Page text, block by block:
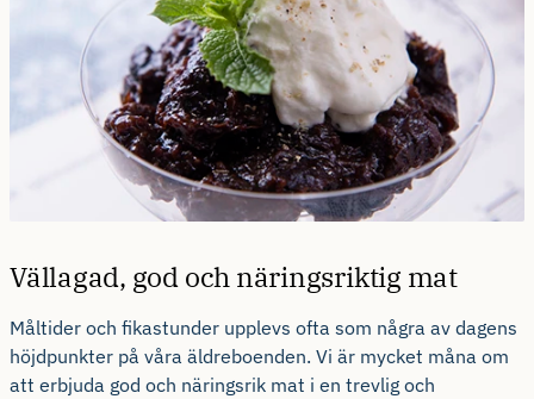
Vällagad, god och näringsriktig mat
Måltider och fikastunder upplevs ofta som några av dagens
höjdpunkter på våra äldreboenden. Vi är mycket måna om
att erbjuda god och näringsrik mat i en trevlig och